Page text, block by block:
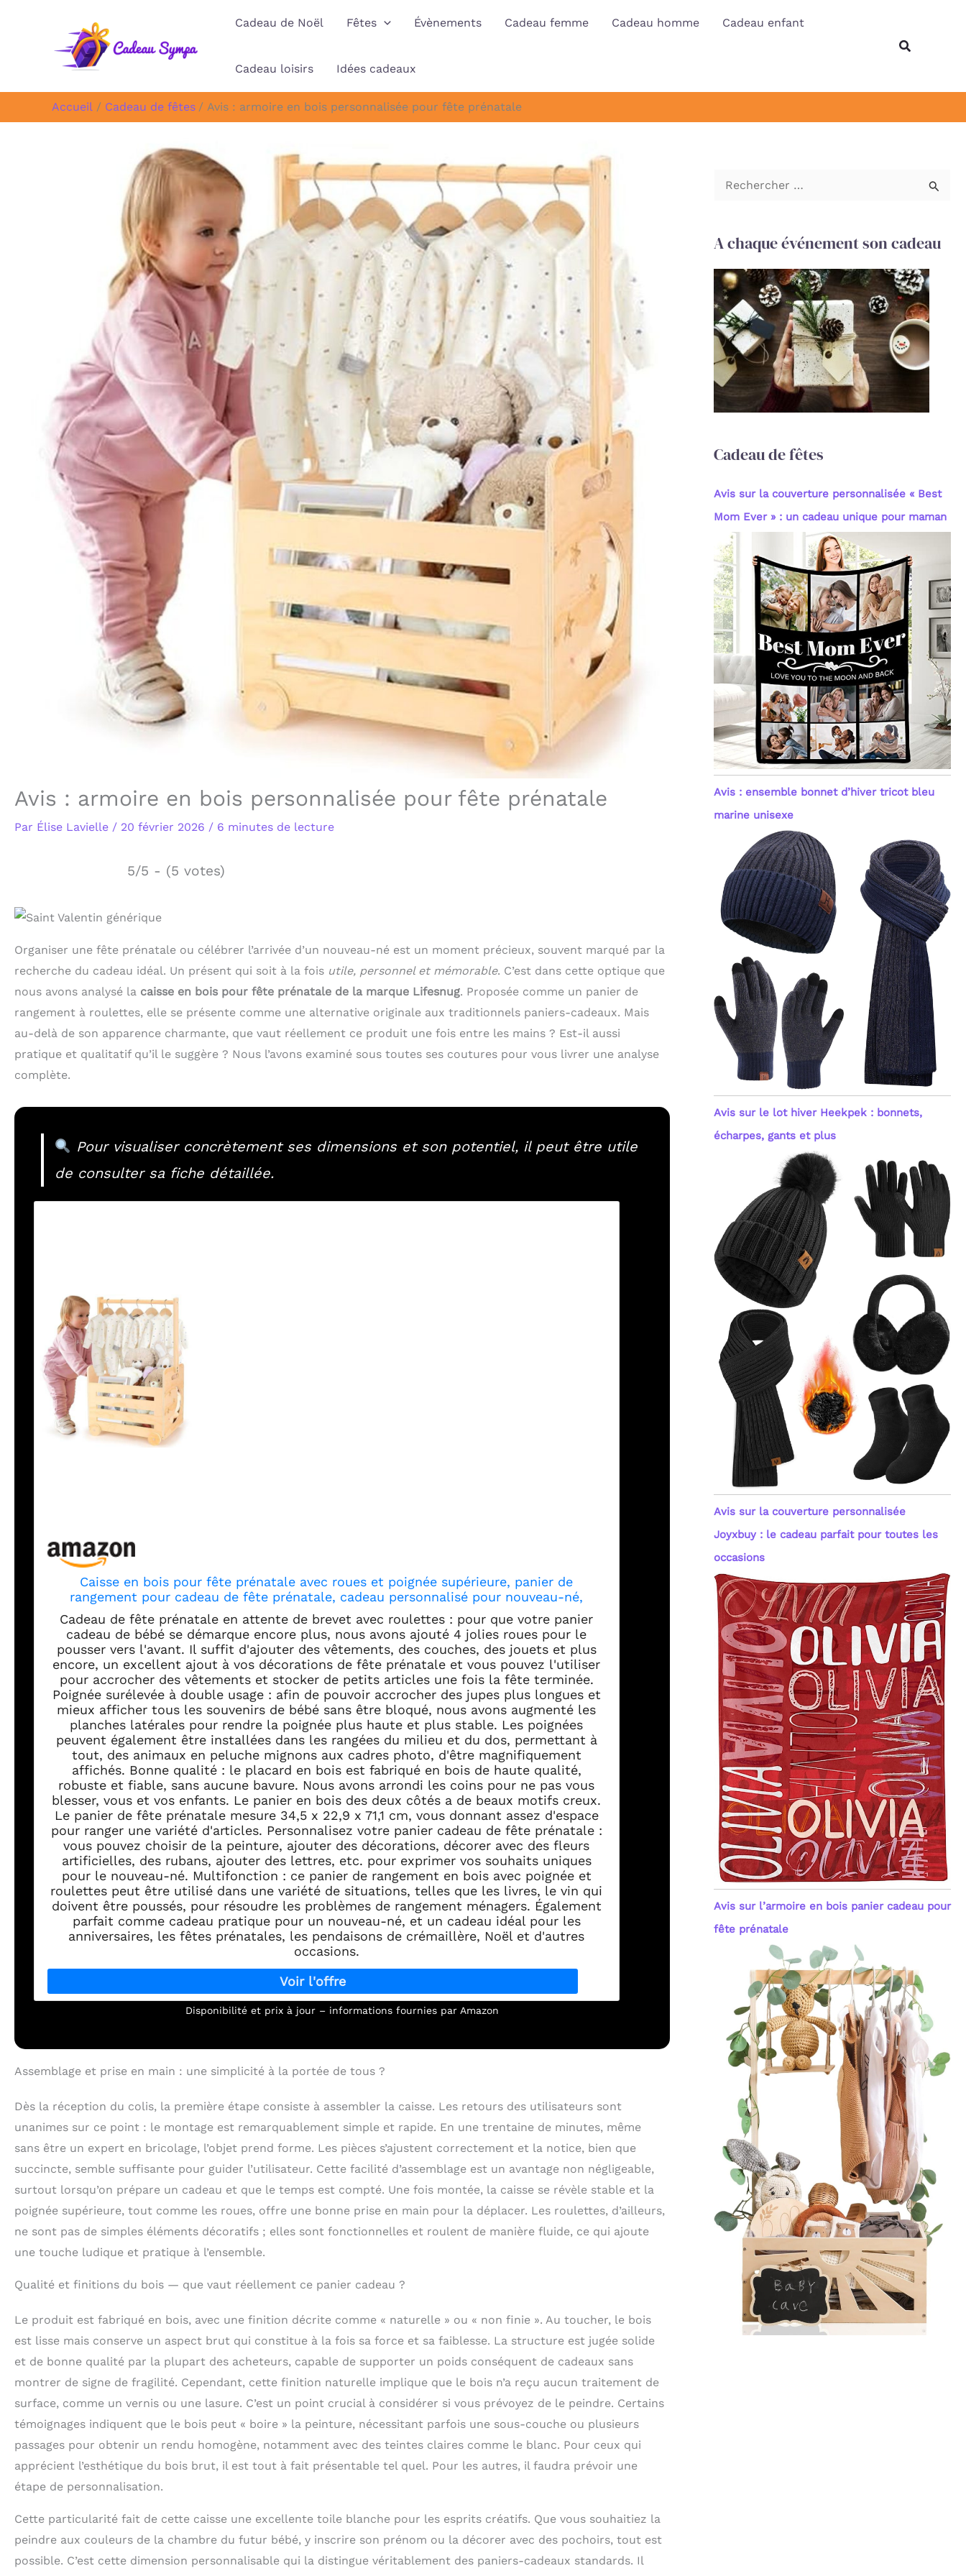
Cadeau de Noël Fêtes Évènements Cadeau femme Cadeau homme Cadeau enfant
Cadeau loisirs Idées cadeaux
Accueil Cadeau de fêtes Avis : armoire en bois personnalisée pour fête prénatale
Avis : armoire en bois personnalisée pour fête prénatale
Par Élise Lavielle / 20 février 2026 / 6 minutes de lecture
5/5 - (5 votes)
Organiser une fête prénatale ou célébrer l’arrivée d’un nouveau-né est un moment précieux, souvent marqué par la
recherche du cadeau idéal. Un présent qui soit à la fois utile, personnel et mémorable. C’est dans cette optique que
nous avons analysé la caisse en bois pour fête prénatale de la marque Lifesnug. Proposée comme un panier de
rangement à roulettes, elle se présente comme une alternative originale aux traditionnels paniers-cadeaux. Mais
au-delà de son apparence charmante, que vaut réellement ce produit une fois entre les mains ? Est-il aussi
pratique et qualitatif qu’il le suggère ? Nous l’avons examiné sous toutes ses coutures pour vous livrer une analyse
complète.
Pour visualiser concrètement ses dimensions et son potentiel, il peut être utile
de consulter sa fiche détaillée.
Caisse en bois pour fête prénatale avec roues et poignée supérieure, panier de
rangement pour cadeau de fête prénatale, cadeau personnalisé pour nouveau-né,
garçon, fille, nouveau parent, 71,1 x 34,5
Cadeau de fête prénatale en attente de brevet avec roulettes : pour que votre panier
cadeau de bébé se démarque encore plus, nous avons ajouté 4 jolies roues pour le
pousser vers l'avant. Il suffit d'ajouter des vêtements, des couches, des jouets et plus
encore, un excellent ajout à vos décorations de fête prénatale et vous pouvez l'utiliser
pour accrocher des vêtements et stocker de petits articles une fois la fête terminée.
Poignée surélevée à double usage : afin de pouvoir accrocher des jupes plus longues et
mieux afficher tous les souvenirs de bébé sans être bloqué, nous avons augmenté les
planches latérales pour rendre la poignée plus haute et plus stable. Les poignées
peuvent également être installées dans les rangées du milieu et du dos, permettant à
tout, des animaux en peluche mignons aux cadres photo, d'être magnifiquement
affichés. Bonne qualité : le placard en bois est fabriqué en bois de haute qualité,
robuste et fiable, sans aucune bavure. Nous avons arrondi les coins pour ne pas vous
blesser, vous et vos enfants. Le panier en bois des deux côtés a de beaux motifs creux.
Le panier de fête prénatale mesure 34,5 x 22,9 x 71,1 cm, vous donnant assez d'espace
pour ranger une variété d'articles. Personnalisez votre panier cadeau de fête prénatale :
vous pouvez choisir de la peinture, ajouter des décorations, décorer avec des fleurs
artificielles, des rubans, ajouter des lettres, etc. pour exprimer vos souhaits uniques
pour le nouveau-né. Multifonction : ce panier de rangement en bois avec poignée et
roulettes peut être utilisé dans une variété de situations, telles que les livres, le vin qui
doivent être poussés, pour résoudre les problèmes de rangement ménagers. Également
parfait comme cadeau pratique pour un nouveau-né, et un cadeau idéal pour les
anniversaires, les fêtes prénatales, les pendaisons de crémaillère, Noël et d'autres
occasions.
Disponibilité et prix à jour – informations fournies par Amazon
Assemblage et prise en main : une simplicité à la portée de tous ?
Dès la réception du colis, la première étape consiste à assembler la caisse. Les retours des utilisateurs sont
unanimes sur ce point : le montage est remarquablement simple et rapide. En une trentaine de minutes, même
sans être un expert en bricolage, l’objet prend forme. Les pièces s’ajustent correctement et la notice, bien que
succincte, semble suffisante pour guider l’utilisateur. Cette facilité d’assemblage est un avantage non négligeable,
surtout lorsqu’on prépare un cadeau et que le temps est compté. Une fois montée, la caisse se révèle stable et la
poignée supérieure, tout comme les roues, offre une bonne prise en main pour la déplacer. Les roulettes, d’ailleurs,
ne sont pas de simples éléments décoratifs ; elles sont fonctionnelles et roulent de manière fluide, ce qui ajoute
une touche ludique et pratique à l’ensemble.
Qualité et finitions du bois — que vaut réellement ce panier cadeau ?
Le produit est fabriqué en bois, avec une finition décrite comme « naturelle » ou « non finie ». Au toucher, le bois
est lisse mais conserve un aspect brut qui constitue à la fois sa force et sa faiblesse. La structure est jugée solide
et de bonne qualité par la plupart des acheteurs, capable de supporter un poids conséquent de cadeaux sans
montrer de signe de fragilité. Cependant, cette finition naturelle implique que le bois n’a reçu aucun traitement de
surface, comme un vernis ou une lasure. C’est un point crucial à considérer si vous prévoyez de le peindre. Certains
témoignages indiquent que le bois peut « boire » la peinture, nécessitant parfois une sous-couche ou plusieurs
passages pour obtenir un rendu homogène, notamment avec des teintes claires comme le blanc. Pour ceux qui
apprécient l’esthétique du bois brut, il est tout à fait présentable tel quel. Pour les autres, il faudra prévoir une
étape de personnalisation.
Cette particularité fait de cette caisse une excellente toile blanche pour les esprits créatifs. Que vous souhaitiez la
peindre aux couleurs de la chambre du futur bébé, y inscrire son prénom ou la décorer avec des pochoirs, tout est
possible. C’est cette dimension personnalisable qui la distingue véritablement des paniers-cadeaux standards. Il
c
e
r
c
A chaque événement son cadeau
Cadeau de fêtes
Avis sur la couverture personnalisée « Best
Mom Ever » : un cadeau unique pour maman
Avis : ensemble bonnet d’hiver tricot bleu
marine unisexe
Avis sur le lot hiver Heekpek : bonnets,
écharpes, gants et plus
Avis sur la couverture personnalisée
Joyxbuy : le cadeau parfait pour toutes les
occasions
Avis sur l’armoire en bois panier cadeau pour
fête prénatale